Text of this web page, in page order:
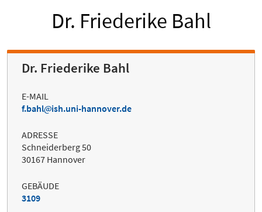
Dr. Friederike Bahl
Dr. Friederike Bahl
E-MAIL
f.bahl
ish.uni-hannover.de
ADRESSE
Schneiderberg 50
30167 Hannover
GEBÄUDE
3109